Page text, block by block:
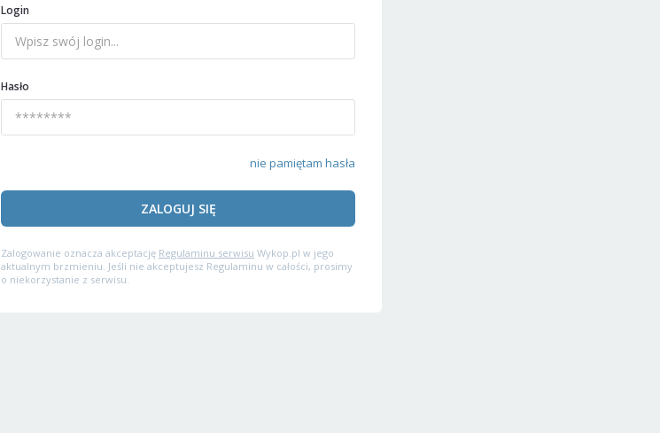
Login
Hasło
nie pamiętam hasła
ZALOGUJ SIĘ
Zalogowanie oznacza akceptację Regulaminu serwisu Wykop.pl w jego
aktualnym brzmieniu. Jeśli nie akceptujesz Regulaminu w całości, prosimy
o niekorzystanie z serwisu.